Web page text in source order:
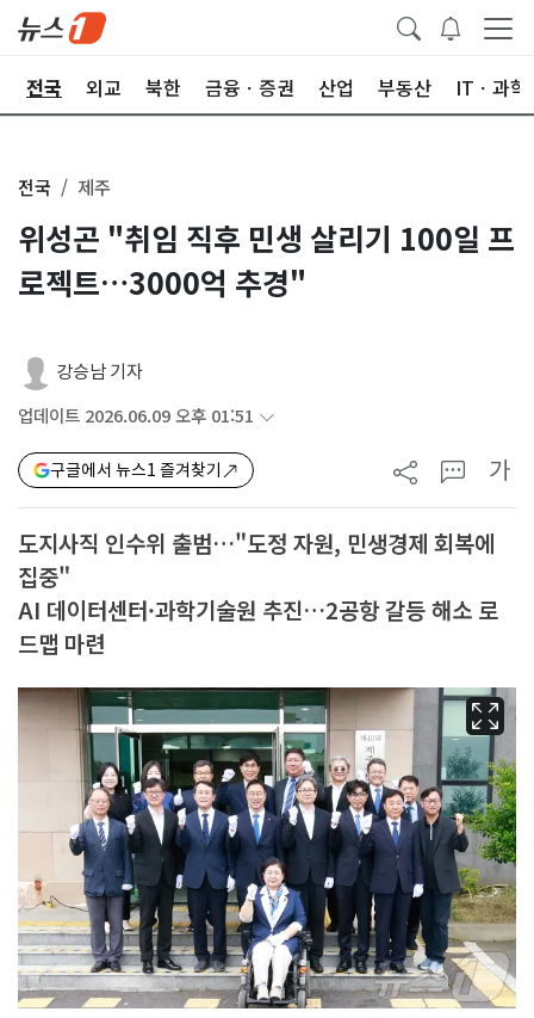
전국 외교 북한 금융ㆍ증권 산업 부동산 ITㆍ과학
전국 제주
위성곤 "취임 직후 민생 살리기 100일 프
로젝트…3000억 추경"
강승남 기자
업데이트 2026.06.09 오후 01:51
구글에서 뉴스1 즐겨찾기 가
도지사직 인수위 출범…"도정 자원, 민생경제 회복에
집중"
AI 데이터센터·과학기술원 추진…2공항 갈등 해소 로
드맵 마련